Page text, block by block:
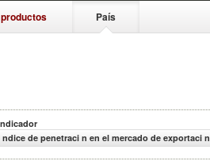
País
ndice de penetraci n en el mercado de exportaci n